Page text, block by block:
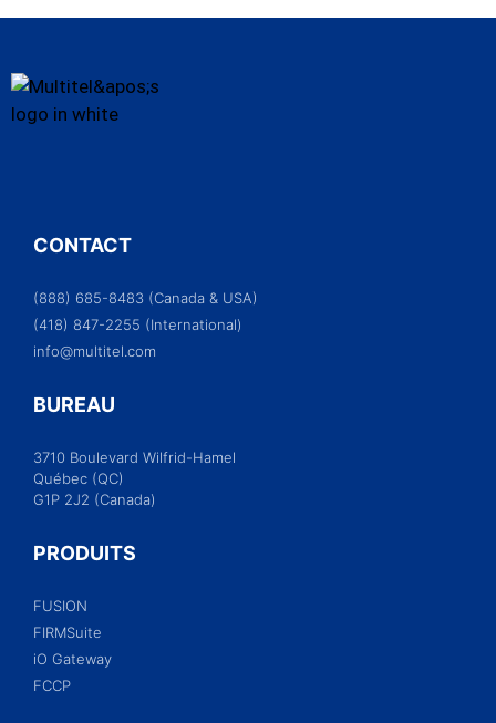
CONTACT
(888) 685-8483 (Canada & USA)
(418) 847-2255 (International)
info@multitel.com
BUREAU
3710 Boulevard Wilfrid-Hamel
Québec (QC)
G1P 2J2 (Canada)
PRODUITS
FUSION
FIRMSuite
iO Gateway
FCCP